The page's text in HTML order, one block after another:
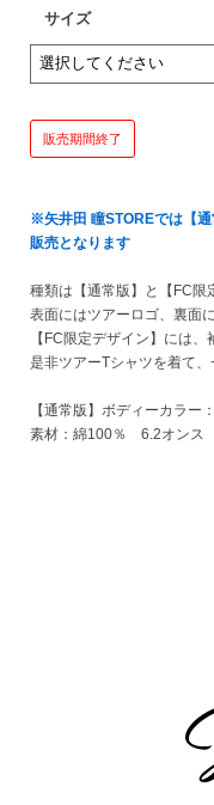
サイズ
販売期間終了
※矢井田 瞳STOREでは【
販売となります
種類は【通常版】と【FC限
表面にはツアーロゴ、裏面
【FC限定デザイン】には
是非ツアーTシャツを着て、
【通常版】ボディーカラー
素材：綿100％ 6.2オンス